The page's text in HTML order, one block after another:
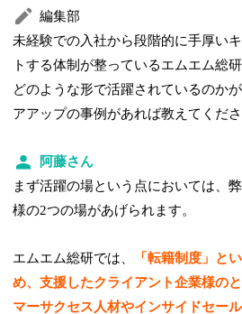
編集部
未経験での入社から段階的に手厚い
トする体制が整っているエムエム総
どのような形で活躍されているのか
アアップの事例があれば教えてくださ
阿藤さん
まず活躍の場という点においては、
様の2つの場があげられます。
エムエム総研では、
「転籍制度」と
め、支援したクライアント企業様の
マーサクセス人材やインサイドセー